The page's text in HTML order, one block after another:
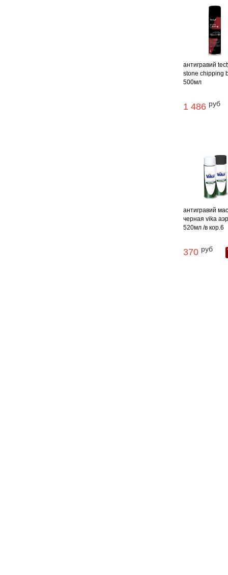
антигравий
stone chipping
500мл
1 486 руб
антигравий
черная vika
520мл /в кор.6
370 руб